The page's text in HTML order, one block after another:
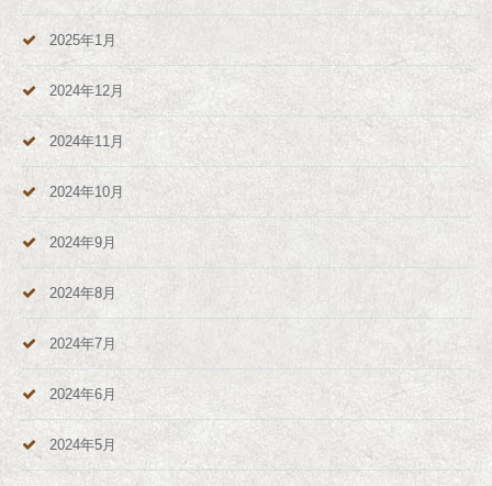
2025年1月
2024年12月
2024年11月
2024年10月
2024年9月
2024年8月
2024年7月
2024年6月
2024年5月